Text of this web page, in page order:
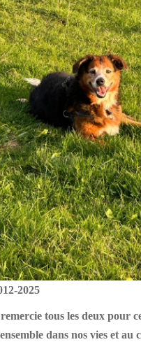
2025
tous les deux pour
ensemble dans nos vies et au